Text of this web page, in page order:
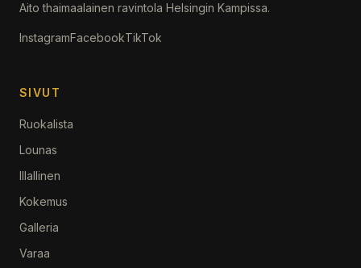
Aito thaimaalainen ravintola Helsingin Kampissa.
InstagramFacebookTikTok
SIVUT
Ruokalista
Lounas
Illallinen
Kokemus
Galleria
Varaa